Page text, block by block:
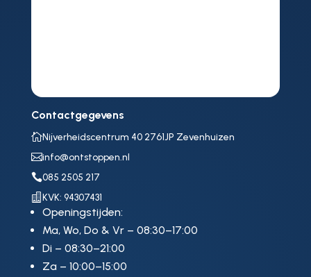
Contactgegevens
Nijverheidscentrum 40 2761JP Zevenhuizen
info@ontstoppen.nl
085 2505 217
 KVK: 94307431
Openingstijden:
Ma, Wo, Do & Vr – 08:30–17:00
Di – 08:30–21:00
Za – 10:00–15:00